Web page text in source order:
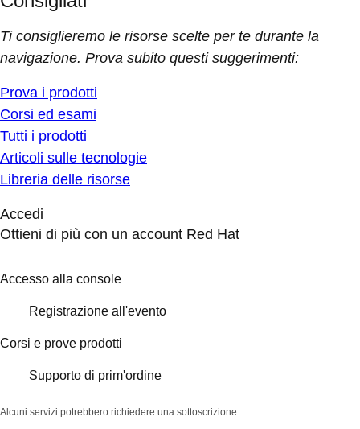
Ti consiglieremo le risorse scelte per te durante la
navigazione. Prova subito questi suggerimenti:
Prova i prodotti
Corsi ed esami
Tutti i prodotti
Articoli sulle tecnologie
Libreria delle risorse
Accedi
Ottieni di più con un account Red Hat
Accesso alla console
Registrazione all'evento
Corsi e prove prodotti
Supporto di prim'ordine
Alcuni servizi potrebbero richiedere una sottoscrizione.